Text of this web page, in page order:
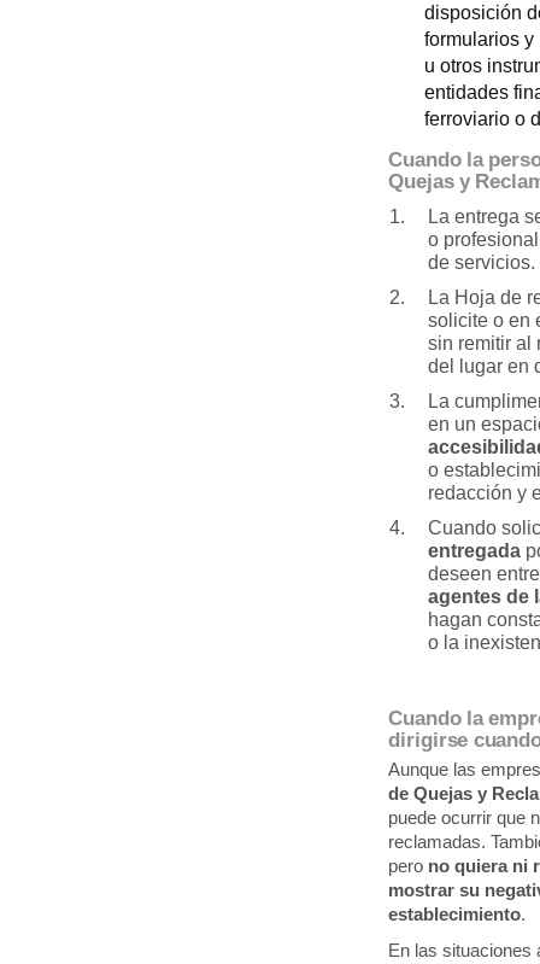
disposición
formularios
u otros
entidades
ferroviario o
Cuando la
Quejas y
La entrega
o
de servicios.
La Hoja de
solicite o en
sin remitir al
del lugar en
La
en un
o
redacción y
Cuando
entregada
deseen
agentes de
hagan
o la
Cuando la
dirigirse
Aunque las
de Quejas y
puede ocurrir que
reclamadas.
pero no quiera ni
mostrar su
establecimiento.
En las situaciones